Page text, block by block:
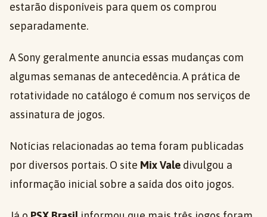
estarão disponíveis para quem os comprou
separadamente.
A Sony geralmente anuncia essas mudanças com
algumas semanas de antecedência. A prática de
rotatividade no catálogo é comum nos serviços de
assinatura de jogos.
Notícias relacionadas ao tema foram publicadas
por diversos portais. O site Mix Vale divulgou a
informação inicial sobre a saída dos oito jogos.